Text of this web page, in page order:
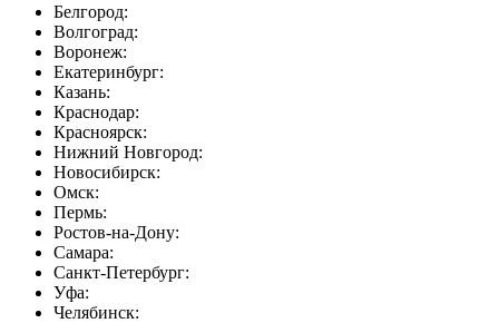
Белгород:
Волгоград:
Воронеж:
Екатеринбург:
Казань:
Краснодар:
Красноярск:
Нижний Новгород:
Новосибирск:
Омск:
Пермь:
Ростов-на-Дону:
Самара:
Санкт-Петербург:
Уфа:
Челябинск: